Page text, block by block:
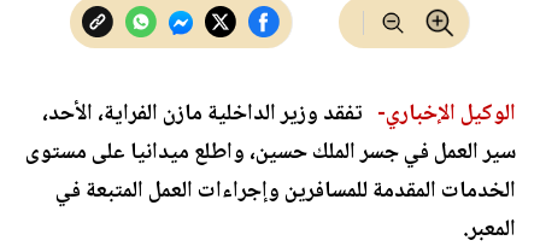
الوكيل الإخباري- تفقد وزير الداخلية مازن الفراية، الأحد،
سير العمل في جسر الملك حسين، واطلع ميدانيا على مستوى
الخدمات المقدمة للمسافرين وإجراءات العمل المتبعة في
المعبر.